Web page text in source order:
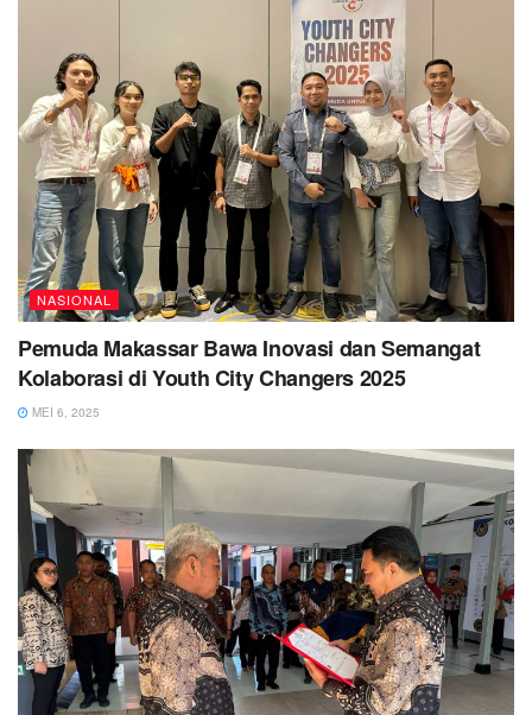
NASIONAL
Pemuda Makassar Bawa Inovasi dan Semangat
Kolaborasi di Youth City Changers 2025
MEI 6, 2025